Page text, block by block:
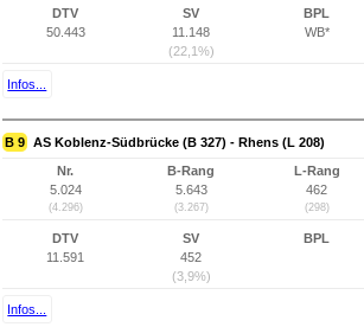
DTV
50.443
SV
11.148
(22,1%)
BPL
WB*
Infos...
B 9 AS Koblenz-Südbrücke (B 327) - Rhens (L 208)
Nr.
5.024
(4.296)
B-Rang
5.643
(3.267)
L-Rang
462
(298)
DTV
11.591
SV
452
(3,9%)
BPL
Infos...